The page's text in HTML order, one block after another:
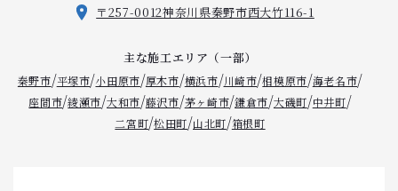
〒257-0012神奈川県秦野市西大竹116-1
主な施工エリア（一部）
秦野市/平塚市/小田原市/厚木市/横浜市/川崎市/相模原市/海老名市/
座間市/綾瀬市/大和市/藤沢市/茅ヶ崎市/鎌倉市/大磯町/中井町/
二宮町/松田町/山北町/箱根町